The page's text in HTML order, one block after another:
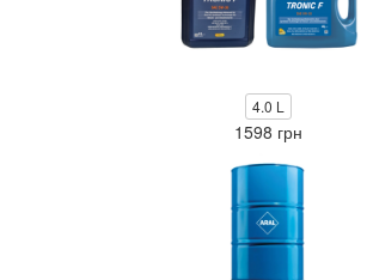
4.0 L
1598 грн